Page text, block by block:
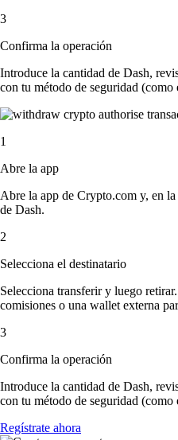
3
Confirma la operación
Introduce la cantidad de Dash,
con tu método de seguridad (como
1
Abre la app
Abre la app de Crypto.com y, en
de Dash.
2
Selecciona el destinatario
Selecciona transferir y luego
comisiones o una wallet externa
3
Confirma la operación
Introduce la cantidad de Dash,
con tu método de seguridad (como
Regístrate ahora